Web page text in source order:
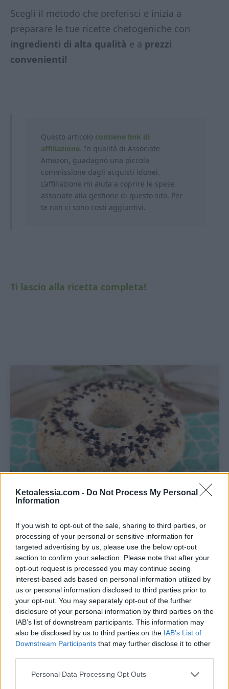
Ketoalessia.com - Do Not Process My Personal
Information
If you wish to opt-out of the sale, sharing to third parties, or
processing of your personal or sensitive information for
targeted advertising by us, please use the below opt-out
section to confirm your selection. Please note that after your
opt-out request is processed you may continue seeing
interest-based ads based on personal information utilized by
us or personal information disclosed to third parties prior to
your opt-out. You may separately opt-out of the further
disclosure of your personal information by third parties on the
IAB’s list of downstream participants. This information may
also be disclosed by us to third parties on the IAB’s List of
Downstream Participants that may further disclose it to other
Personal Data Processing Opt Outs
Scegli il metodo che preferisci e inizia a
preparare le tue ricette chetogeniche con
ingredienti di alta qualità e a prezzi
convenienti!
Questo articolo contiene link di
affiliazione. In qualità di Associate
Amazon, guadagno una piccola
commissione dagli acquisti idonei.
L’affiliazione mi aiuta a coprire le spese
associate alla gestione di questo sito. Per
te non ci sono costi aggiuntivi.
Ti lascio alla ricetta completa!
Bagel keto allo yogurt
Recipe by Ketoalessia
Cuisine:chetogenica Difficulty: Facile
Porzioni
1
Preparazione
5 minutes
Cottura
2 minutes
Tempo totale
7 minutes
Ognuno degli ingredienti utilizzati per questa
ricetta è indispensabile per la riuscita della ricetta